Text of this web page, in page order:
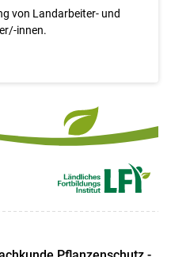
von Landarbeiter- und
innen.